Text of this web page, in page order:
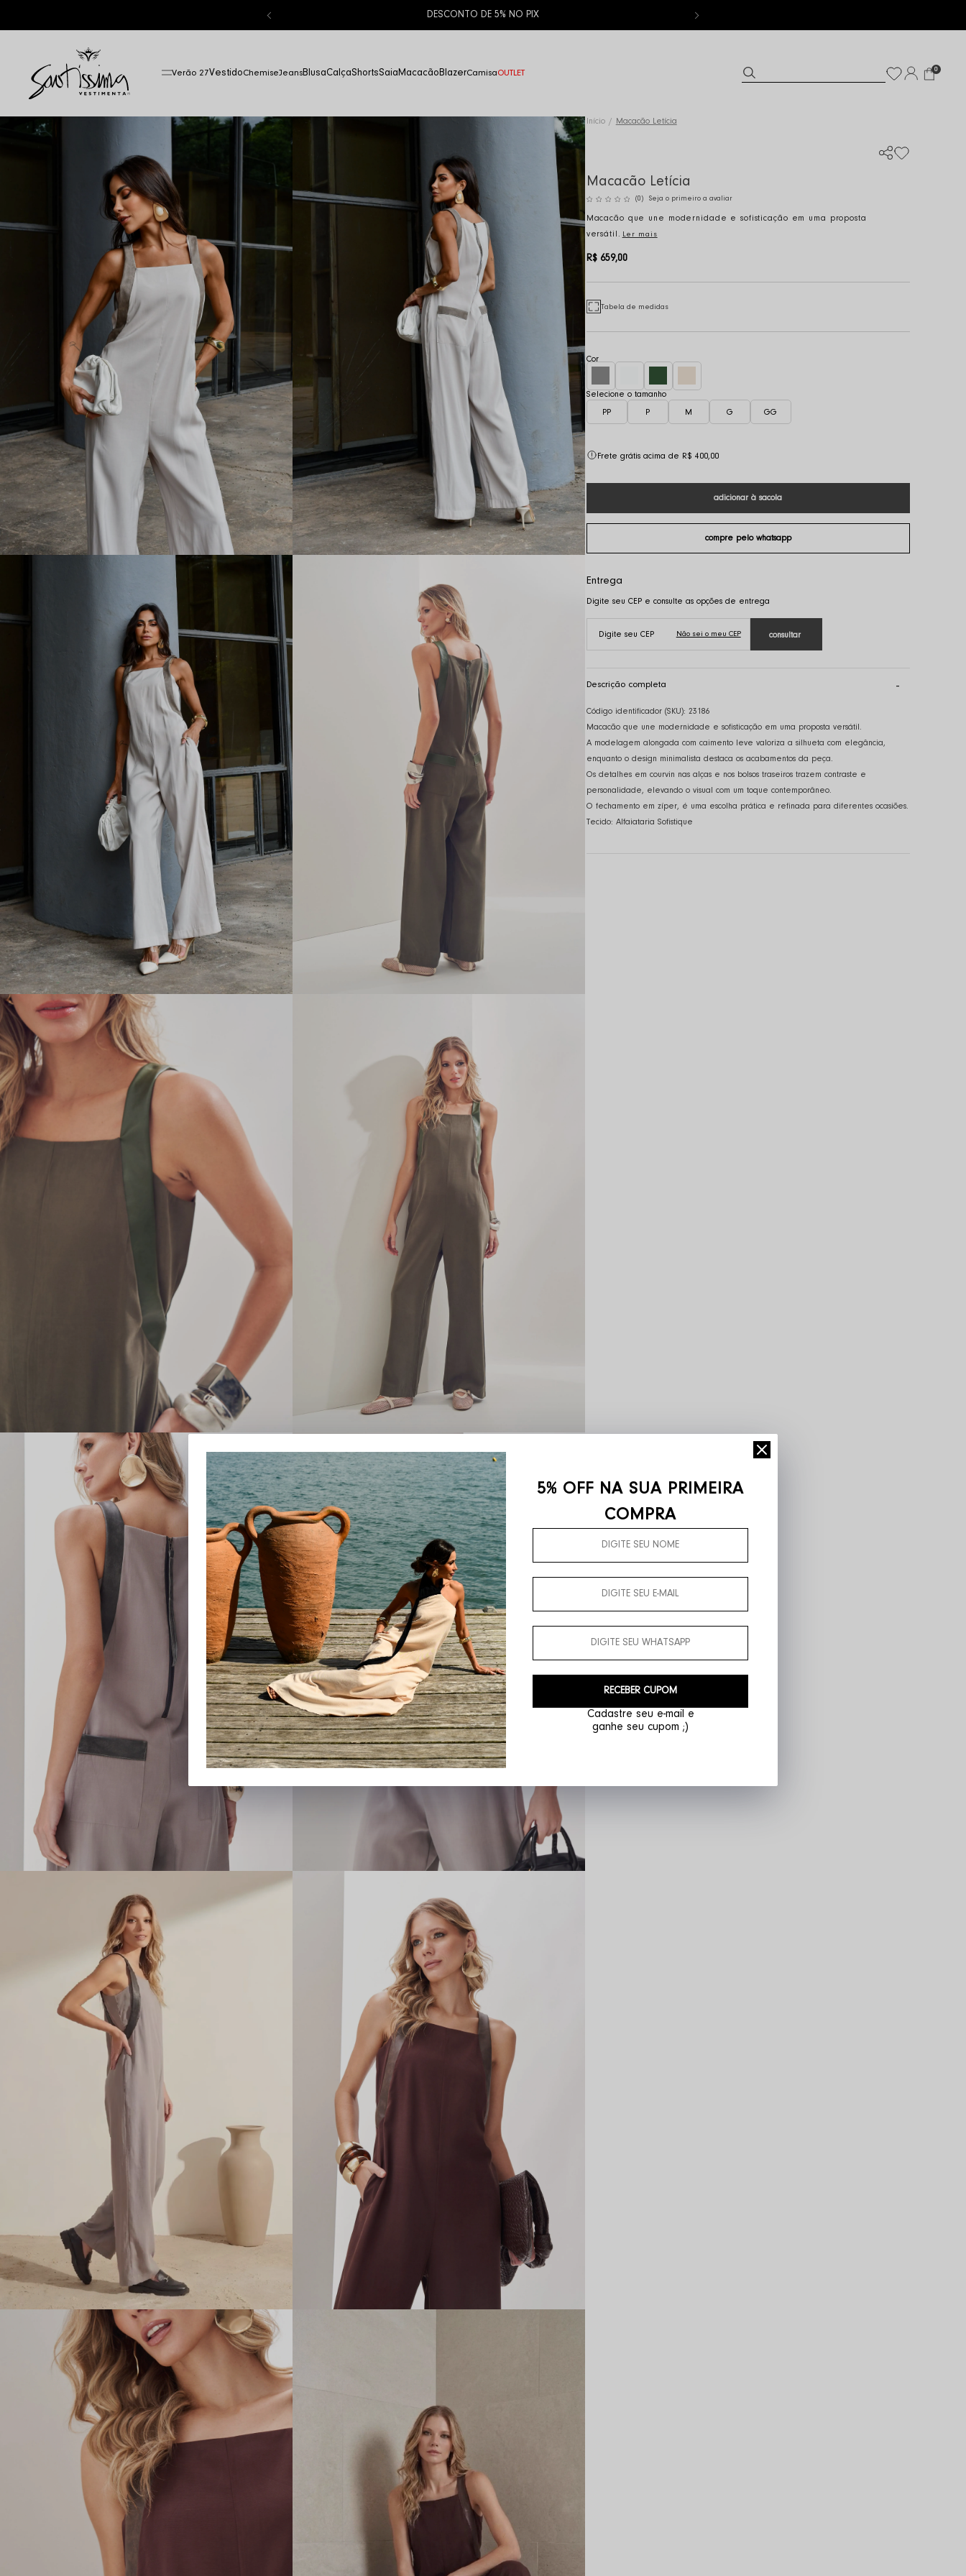
10% OFF NA PRIMEIRA COMPRA | CUPOM:PRIMEIRACOMPRA
Verão 27VestidoChemiseJeansBlusaCalçaShortsSaia Macacão BlazerCamisaOUTLET 0
Início Macacão Letícia
Macacão Letícia
(0) Seja o primeiro a avaliar
Macacão que une modernidade e sofisticação em uma proposta
versátil. Ler mais
R$ 659,00
Tabela de medidas
PP P M G GG
Frete grátis acima de R$ 400,00
Não sei o meu CEP
Descrição completa
Código identificador (SKU): 23186
Macacão que une modernidade e sofisticação em uma proposta versátil.
A modelagem alongada com caimento leve valoriza a silhueta com elegância,
enquanto o design minimalista destaca os acabamentos da peça.
Os detalhes em courvin nas alças e nos bolsos traseiros trazem contraste e
personalidade, elevando o visual com um toque contemporâneo.
O fechamento em zíper, é uma escolha prática e refinada para diferentes ocasiões.
Tecido: Alfaiataria Sofistique
5% OFF NA SUA PRIMEIRA
COMPRA
Cadastre seu e-mail e
ganhe seu cupom ;)
RECEBER CUPOM